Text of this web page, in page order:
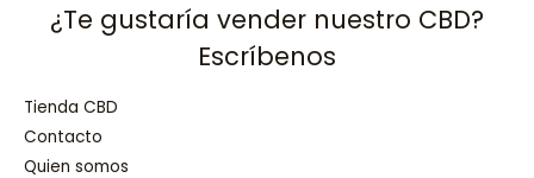
¿Te gustaría vender nuestro CBD?
Escríbenos
Tienda CBD
Contacto
Quien somos